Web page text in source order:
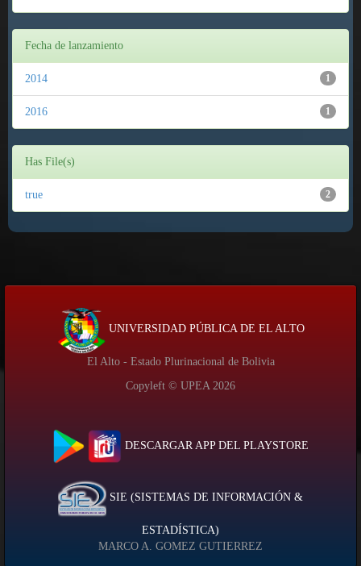
Fecha de lanzamiento
1
2014
1
2016
Has File(s)
2
true
UNIVERSIDAD PÚBLICA DE EL ALTO
El Alto - Estado Plurinacional de Bolivia
Copyleft © UPEA 2026
DESCARGAR APP DEL PLAYSTORE
SIE (SISTEMAS DE INFORMACIÓN &
ESTADÍSTICA)
MARCO A. GOMEZ GUTIERREZ